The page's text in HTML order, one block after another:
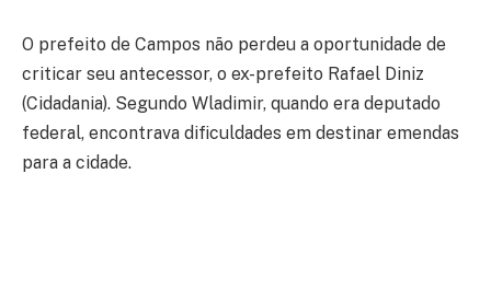
O prefeito de Campos não perdeu a oportunidade de
criticar seu antecessor, o ex-prefeito Rafael Diniz
(Cidadania). Segundo Wladimir, quando era deputado
federal, encontrava dificuldades em destinar emendas
para a cidade.